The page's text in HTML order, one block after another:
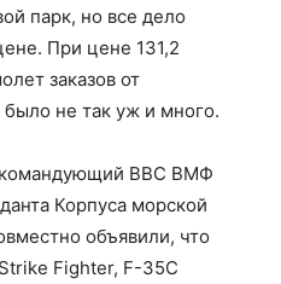
парк, но все дело
При цене 131,2
заказов от
не так уж и много.
командующий ВВС ВМФ
Корпуса морской
объявили, что
Fighter, F-35C